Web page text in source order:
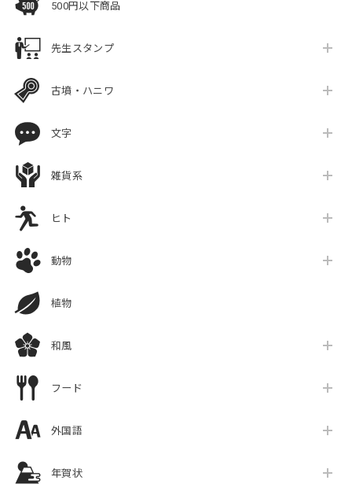
500円以下商品
先生スタンプ
古墳・ハニワ
文字
雑貨系
ヒト
動物
植物
和風
フード
外国語
年賀状